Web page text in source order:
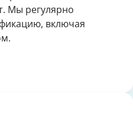
Мы регулярно
включая